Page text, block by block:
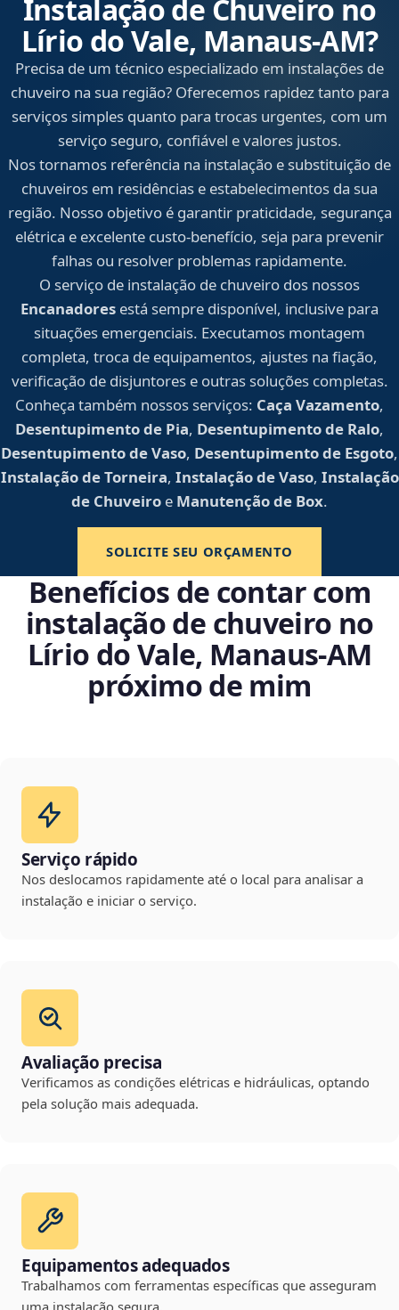
Instalação de Chuveiro no
Lírio do Vale, Manaus‑AM?
Precisa de um técnico especializado em instalações de
chuveiro na sua região? Oferecemos rapidez tanto para
serviços simples quanto para trocas urgentes, com um
serviço seguro, confiável e valores justos.
Nos tornamos referência na instalação e substituição de
chuveiros em residências e estabelecimentos da sua
região. Nosso objetivo é garantir praticidade, segurança
elétrica e excelente custo-benefício, seja para prevenir
falhas ou resolver problemas rapidamente.
O serviço de instalação de chuveiro dos nossos
Encanadores está sempre disponível, inclusive para
situações emergenciais. Executamos montagem
completa, troca de equipamentos, ajustes na fiação,
verificação de disjuntores e outras soluções completas.
Conheça também nossos serviços: Caça Vazamento,
Desentupimento de Pia, Desentupimento de Ralo,
Desentupimento de Vaso, Desentupimento de Esgoto,
Instalação de Torneira, Instalação de Vaso, Instalação
de Chuveiro e Manutenção de Box.
SOLICITE SEU ORÇAMENTO
Benefícios de contar com
instalação de chuveiro no
Lírio do Vale, Manaus‑AM
próximo de mim
Serviço rápido
Nos deslocamos rapidamente até o local para analisar a
instalação e iniciar o serviço.
Avaliação precisa
Verificamos as condições elétricas e hidráulicas, optando
pela solução mais adequada.
Equipamentos adequados
Trabalhamos com ferramentas específicas que asseguram